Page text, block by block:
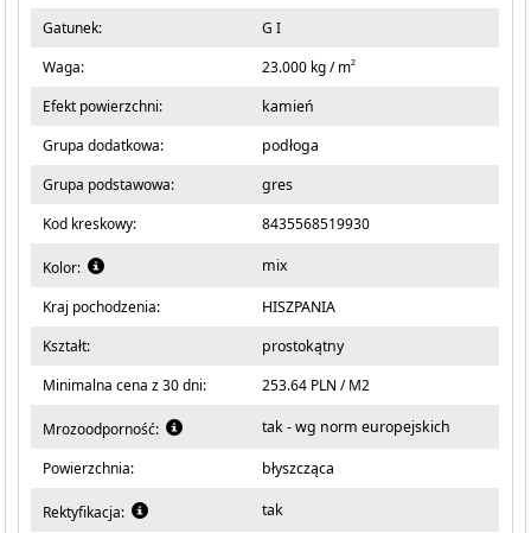
Gatunek:
G I
Waga:
23.000 kg / m2
Efekt powierzchni:
kamień
Grupa dodatkowa:
podłoga
Grupa podstawowa:
gres
Kod kreskowy:
8435568519930
Kolor: mix
Kraj pochodzenia:
HISZPANIA
Kształt:
prostokątny
Minimalna cena z 30 dni:
253.64 PLN / M2
Mrozoodporność: tak - wg norm europejskich
Powierzchnia: błyszcząca
Rektyfikacja: tak